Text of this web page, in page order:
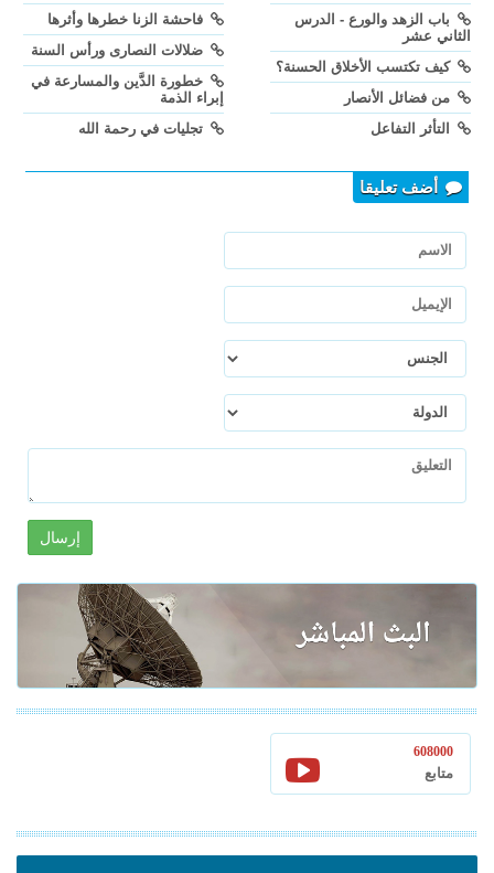
باب الزهد والورع - الدرس
الثاني عشر
كيف تكتسب الأخلاق الحسنة؟
من فضائل الأنصار
التأثر التفاعل
فاحشة الزنا خطرها وأثرها
ضلالات النصارى ورأس السنة
خطورة الدَّين والمسارعة في
إبراء الذمة
تجليات في رحمة الله
أضف تعليقا
إرسال
608000
متابع